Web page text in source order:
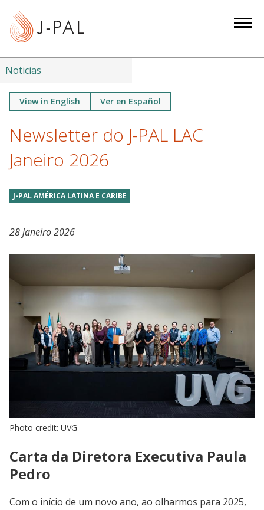
Noticias
View in English Ver en Español
Newsletter do J-PAL LAC
Janeiro 2026
J-PAL AMÉRICA LATINA E CARIBE
28 janeiro 2026
Photo credit: UVG
Carta da Diretora Executiva Paula
Pedro
Com o início de um novo ano, ao olharmos para 2025,